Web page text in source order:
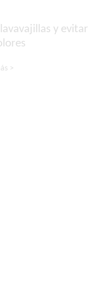
y evitar
>